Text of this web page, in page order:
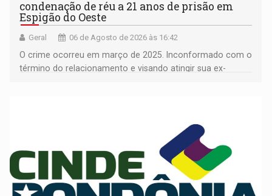
condenação de réu a 21 anos de prisão em
Espigão do Oeste
Geral 06 de Agosto de 2026 às 16:42
O crime ocorreu em março de 2025. Inconformado com o
término do relacionamento e visando atingir sua ex-